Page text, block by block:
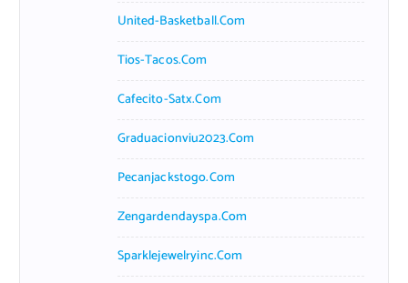
United-Basketball.com
Tios-Tacos.com
Cafecito-Satx.com
Graduacionviu2023.com
Pecanjackstogo.com
Zengardendayspa.com
Sparklejewelryinc.com